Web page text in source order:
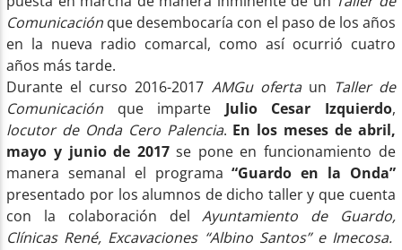
Comunicación que desembocaría con el paso de los años
en la nueva radio comarcal, como así ocurrió cuatro
años más tarde.
Durante el curso 2016-2017 AMGu ofertaun Taller de
Comunicación que imparte Julio Cesar Izquierdo,
locutor de Onda Cero Palencia. En los meses de abril,
mayo y junio de 2017se pone en funcionamiento de
manera semanal el programa“Guardo en la Onda”
presentado por los alumnos de dicho taller y que cuenta
con la colaboración delAyuntamiento de Guardo,
Clínicas René, Excavaciones “Albino Santos” e Imecosa.